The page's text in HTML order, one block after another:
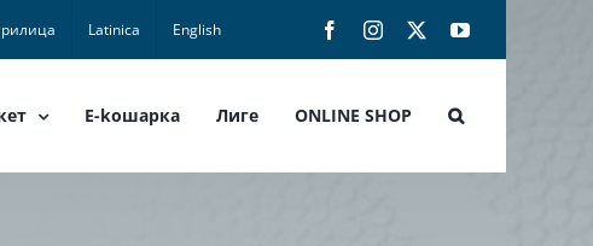
Latinica English FacebookInstagram YouTube
E-koшарка Лиге ONLINE SHOP